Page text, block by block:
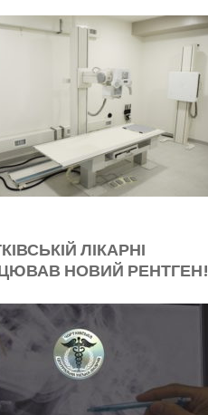
ЛІКАРНІ
НОВИЙ РЕНТГЕН!